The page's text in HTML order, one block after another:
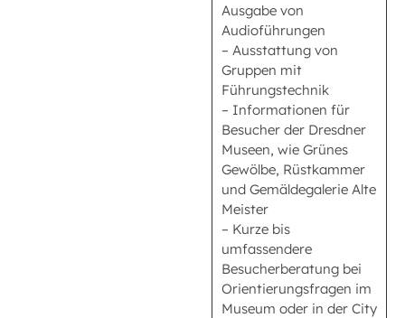
Ausgabe von
Audioführungen
– Ausstattung von
Gruppen mit
Führungstechnik
– Informationen für
Besucher der Dresdner
Museen, wie Grünes
Gewölbe, Rüstkammer
und Gemäldegalerie Alte
Meister
– Kurze bis
umfassendere
Besucherberatung bei
Orientierungsfragen im
Museum oder in der City